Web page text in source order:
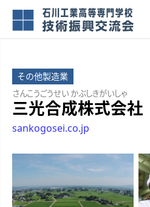
その他製造業
三光合成株式会社
さんこうごうせい かぶしきがいしゃ
sankogosei.co.jp